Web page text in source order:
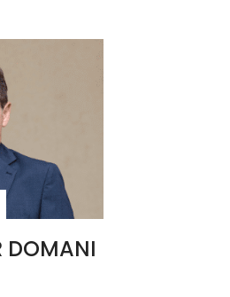
DOMANI